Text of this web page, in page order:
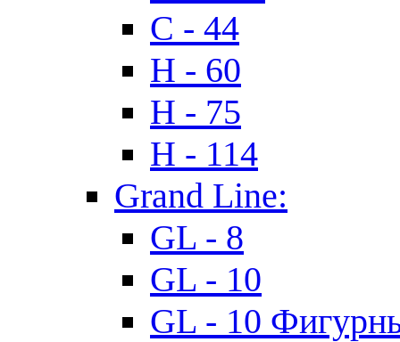
C - 44
H - 60
H - 75
H - 114
Grand Line:
GL - 8
GL - 10
GL - 10